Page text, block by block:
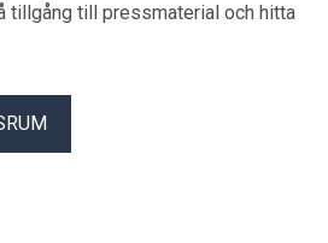
tillgång till pressmaterial och hitta